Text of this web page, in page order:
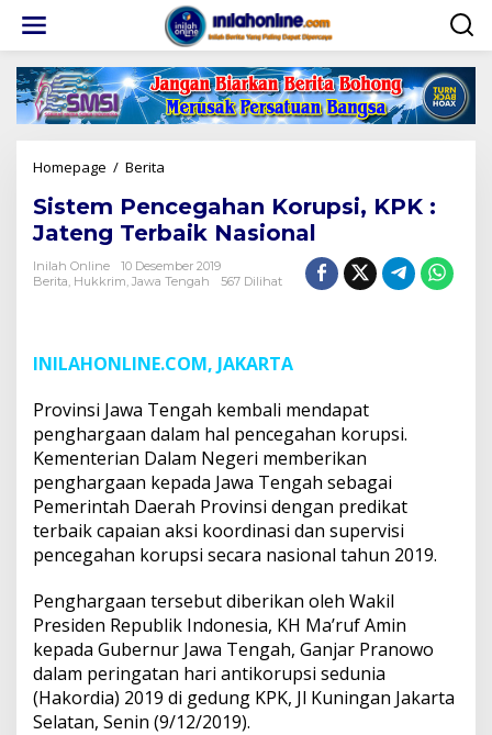
konten
Homepage / Berita
Korupsi,
KPK
:
Jateng
Terbaik
Sistem Pencegahan Korupsi, KPK :
Jateng Terbaik Nasional
Inilah Online
10 Desember 2019
Berita Hukkrim Jawa Tengah 567 Dilihat
INILAHONLINE.COM, JAKARTA
Provinsi Jawa Tengah kembali mendapat
penghargaan dalam hal pencegahan korupsi.
Kementerian Dalam Negeri memberikan
penghargaan kepada Jawa Tengah sebagai
Pemerintah Daerah Provinsi dengan predikat
terbaik capaian aksi koordinasi dan supervisi
pencegahan korupsi secara nasional tahun 2019.
Penghargaan tersebut diberikan oleh Wakil
Presiden Republik Indonesia, KH Ma’ruf Amin
kepada Gubernur Jawa Tengah, Ganjar Pranowo
dalam peringatan hari antikorupsi sedunia
(Hakordia) 2019 di gedung KPK, Jl Kuningan Jakarta
Selatan, Senin (9/12/2019).